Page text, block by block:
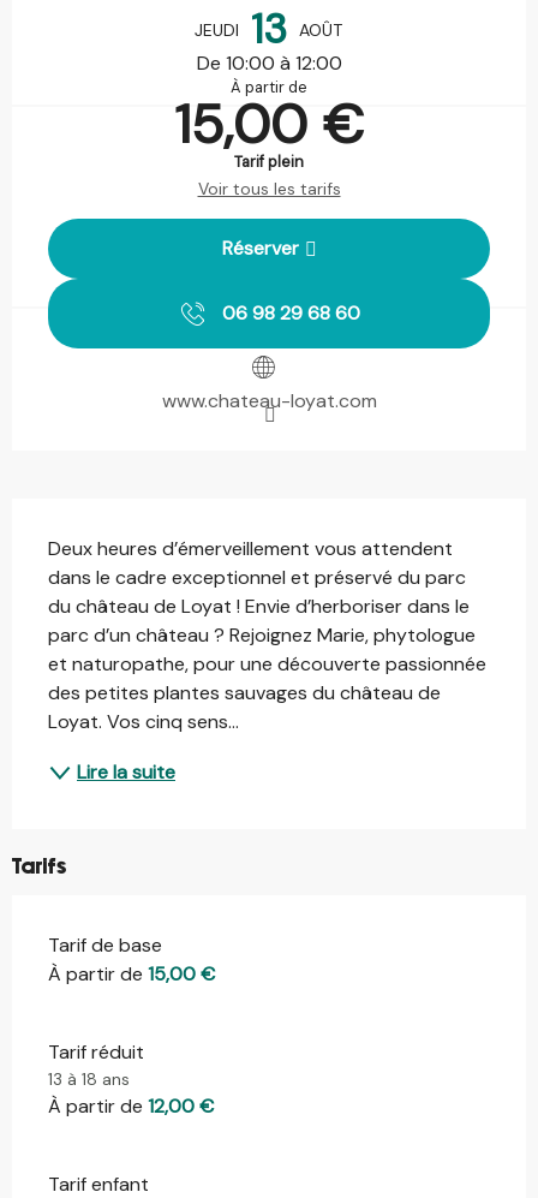
JEUDI 13 AOÛT
De 10:00 à 12:00
À partir de
15,00 €
Tarif plein
Voir tous les tarifs
Réserver
06 98 29 68 60
www.chateau-loyat.com
Deux heures d’émerveillement vous attendent
dans le cadre exceptionnel et préservé du parc
du château de Loyat ! Envie d’herboriser dans le
parc d’un château ? Rejoignez Marie, phytologue
et naturopathe, pour une découverte passionnée
des petites plantes sauvages du château de
Loyat. Vos cinq sens...
Lire la suite
Tarifs
Tarif de base
À partir de 15,00 €
Tarif réduit
13 à 18 ans
À partir de 12,00 €
Tarif enfant